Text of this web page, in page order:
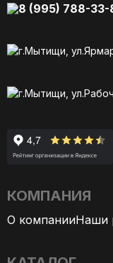
8 (995) 788-33-
г.Мытищи,
г.Мытищи,
КОМПАНИЯ
О компанииНаши